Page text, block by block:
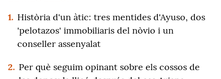
1. Història d'un àtic: tres mentides d'Ayuso, dos
'pelotazos' immobiliaris del nòvio i un
conseller assenyalat
2. Per què seguim opinant sobre els cossos de